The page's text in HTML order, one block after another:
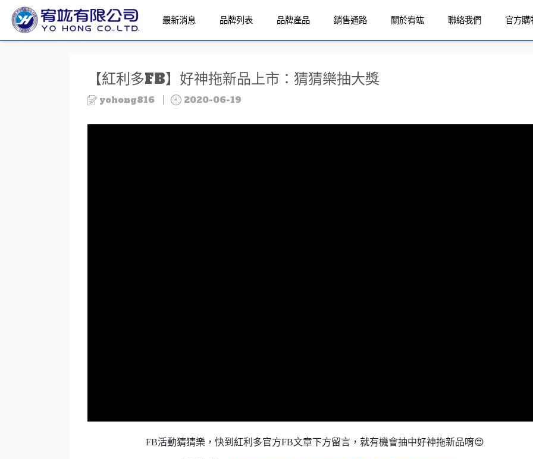
最新消息 品牌列表 品牌產品 銷售通路 關於宥竑 聯絡我們 官方購
【紅利多FB】好神拖新品上市：猜猜樂抽大獎
yohong816 2020-06-19
FB活動猜猜樂，快到紅利多官方FB文章下方留言，就有機會抽中好神拖新品唷😍